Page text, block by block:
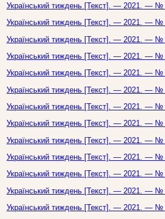
Український тиждень [Текст]. — 2021. — №
Український тиждень [Текст]. — 2021. — №
Український тиждень [Текст]. — 2021. — №
Український тиждень [Текст]. — 2021. — №
Український тиждень [Текст]. — 2021. — №
Український тиждень [Текст]. — 2021. — №
Український тиждень [Текст]. — 2021. — №
Український тиждень [Текст]. — 2021. — №
Український тиждень [Текст]. — 2021. — №
Український тиждень [Текст]. — 2021. — №
Український тиждень [Текст]. — 2021. — №
Український тиждень [Текст]. — 2021. — №
Український тиждень [Текст]. — 2021. — №